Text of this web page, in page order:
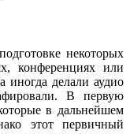
некоторых
конференциях или
иногда делали аудио
В первую
в дальнейшем
этот первичный